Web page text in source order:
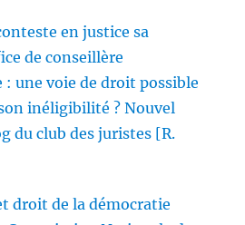
en justice sa
de conseillère
une voie de droit possible
inéligibilité ? Nouvel
du club des juristes [R.
droit de la démocratie